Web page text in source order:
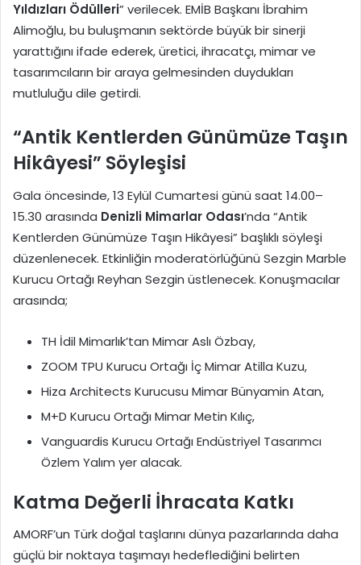
Yıldızları Ödülleri” verilecek. EMİB Başkanı İbrahim
Alimoğlu, bu buluşmanın sektörde büyük bir sinerji
yarattığını ifade ederek, üretici, ihracatçı, mimar ve
tasarımcıların bir araya gelmesinden duydukları
mutluluğu dile getirdi.
“Antik Kentlerden Günümüze Taşın
Hikâyesi” Söyleşisi
Gala öncesinde, 13 Eylül Cumartesi günü saat 14.00–
15.30 arasında Denizli Mimarlar Odası’nda “Antik
Kentlerden Günümüze Taşın Hikâyesi” başlıklı söyleşi
düzenlenecek. Etkinliğin moderatörlüğünü Sezgin Marble
Kurucu Ortağı Reyhan Sezgin üstlenecek. Konuşmacılar
arasında;
TH İdil Mimarlık’tan Mimar Aslı Özbay,
ZOOM TPU Kurucu Ortağı İç Mimar Atilla Kuzu,
Hiza Architects Kurucusu Mimar Bünyamin Atan,
M+D Kurucu Ortağı Mimar Metin Kılıç,
Vanguardis Kurucu Ortağı Endüstriyel Tasarımcı
Özlem Yalım yer alacak.
Katma Değerli İhracata Katkı
AMORF’un Türk doğal taşlarını dünya pazarlarında daha
güçlü bir noktaya taşımayı hedeflediğini belirten